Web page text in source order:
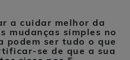
a cuidar melhor da
mudanças simples no
podem ser tudo o que
se de que a sua